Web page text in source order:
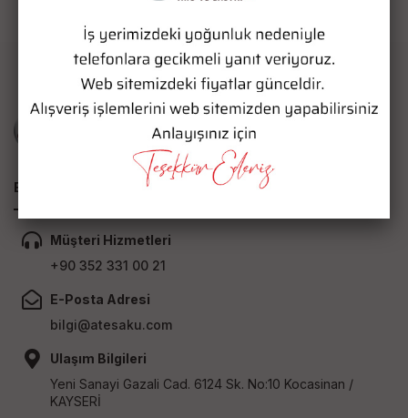
Bize Ulaşın
Müşteri Hizmetleri
+90 352 331 00 21
E-Posta Adresi
bilgi@atesaku.com
Ulaşım Bilgileri
Yeni Sanayi Gazali Cad. 6124 Sk. No:10 Kocasinan /
KAYSERİ